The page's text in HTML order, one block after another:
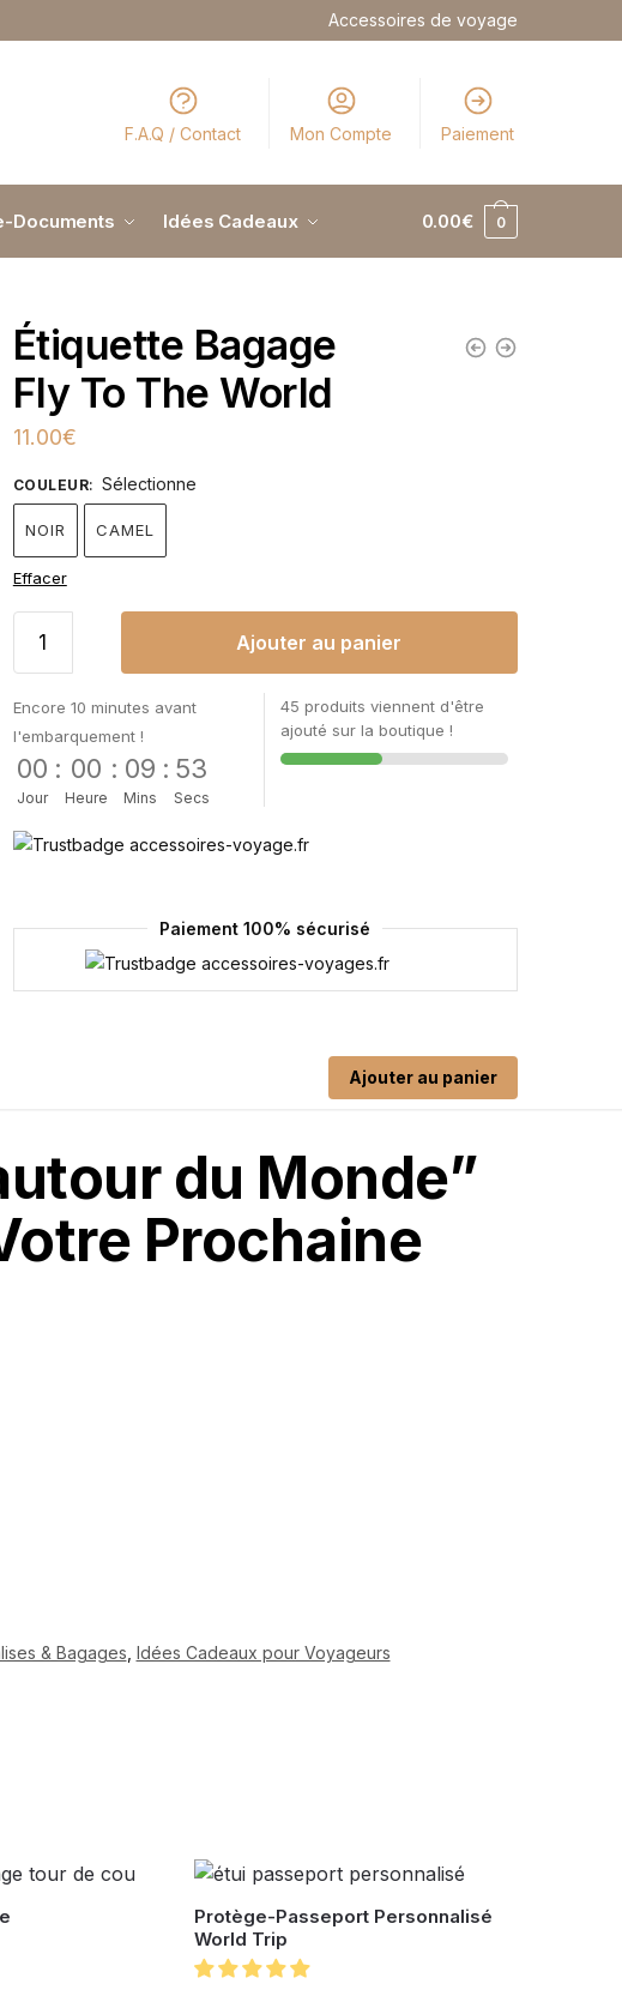
Accessoires de voyage
F.A.Q / Contact Mon Compte Paiement
Documents Idées Cadeaux 0.00€ 0
Étiquette Bagage
Fly To The World
11.00€
COULEUR: Sélectionne
NOIR CAMEL
Effacer
Ajouter au panier
Encore 10 minutes avant
l'embarquement !
00
Jour
: 00
Heure
: 09
Mins
: 52
Secs
45 produits viennent d'être
ajouté sur la boutique !
Paiement 100% sécurisé
Ajouter au panier
du Monde”
Prochaine
& Bagages Idées Cadeaux pour Voyageurs
Protège-Passeport Personnalisé
World Trip